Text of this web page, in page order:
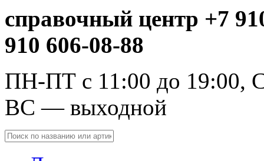
справочный центр +7
910 606-08-88
ПН-ПТ с 11:00 до 19:00,
ВС — выходной